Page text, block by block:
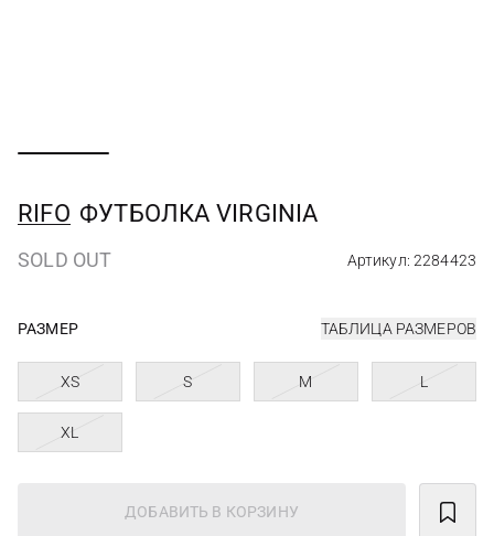
RIFO ФУТБОЛКА VIRGINIA
SOLD OUT Артикул: 2284423
РАЗМЕР ТАБЛИЦА РАЗМЕРОВ
XS S M L
XL
ДОБАВИТЬ В КОРЗИНУ